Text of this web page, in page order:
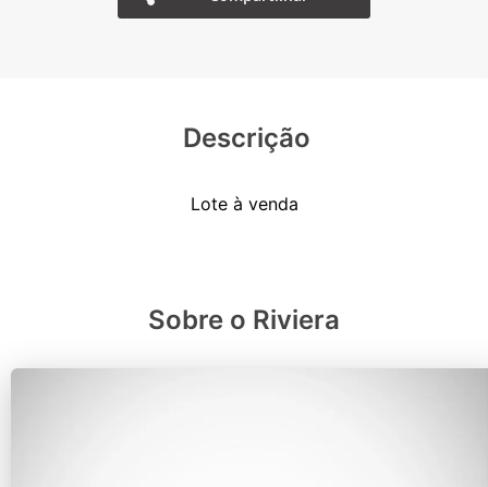
Descrição
Sobre o Riviera